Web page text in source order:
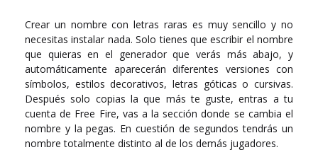
Crear un nombre con letras raras es muy sencillo y no
necesitas instalar nada. Solo tienes que escribir el nombre
que quieras en el generador que verás más abajo, y
automáticamente aparecerán diferentes versiones con
símbolos, estilos decorativos, letras góticas o cursivas.
Después solo copias la que más te guste, entras a tu
cuenta de Free Fire, vas a la sección donde se cambia el
nombre y la pegas. En cuestión de segundos tendrás un
nombre totalmente distinto al de los demás jugadores.